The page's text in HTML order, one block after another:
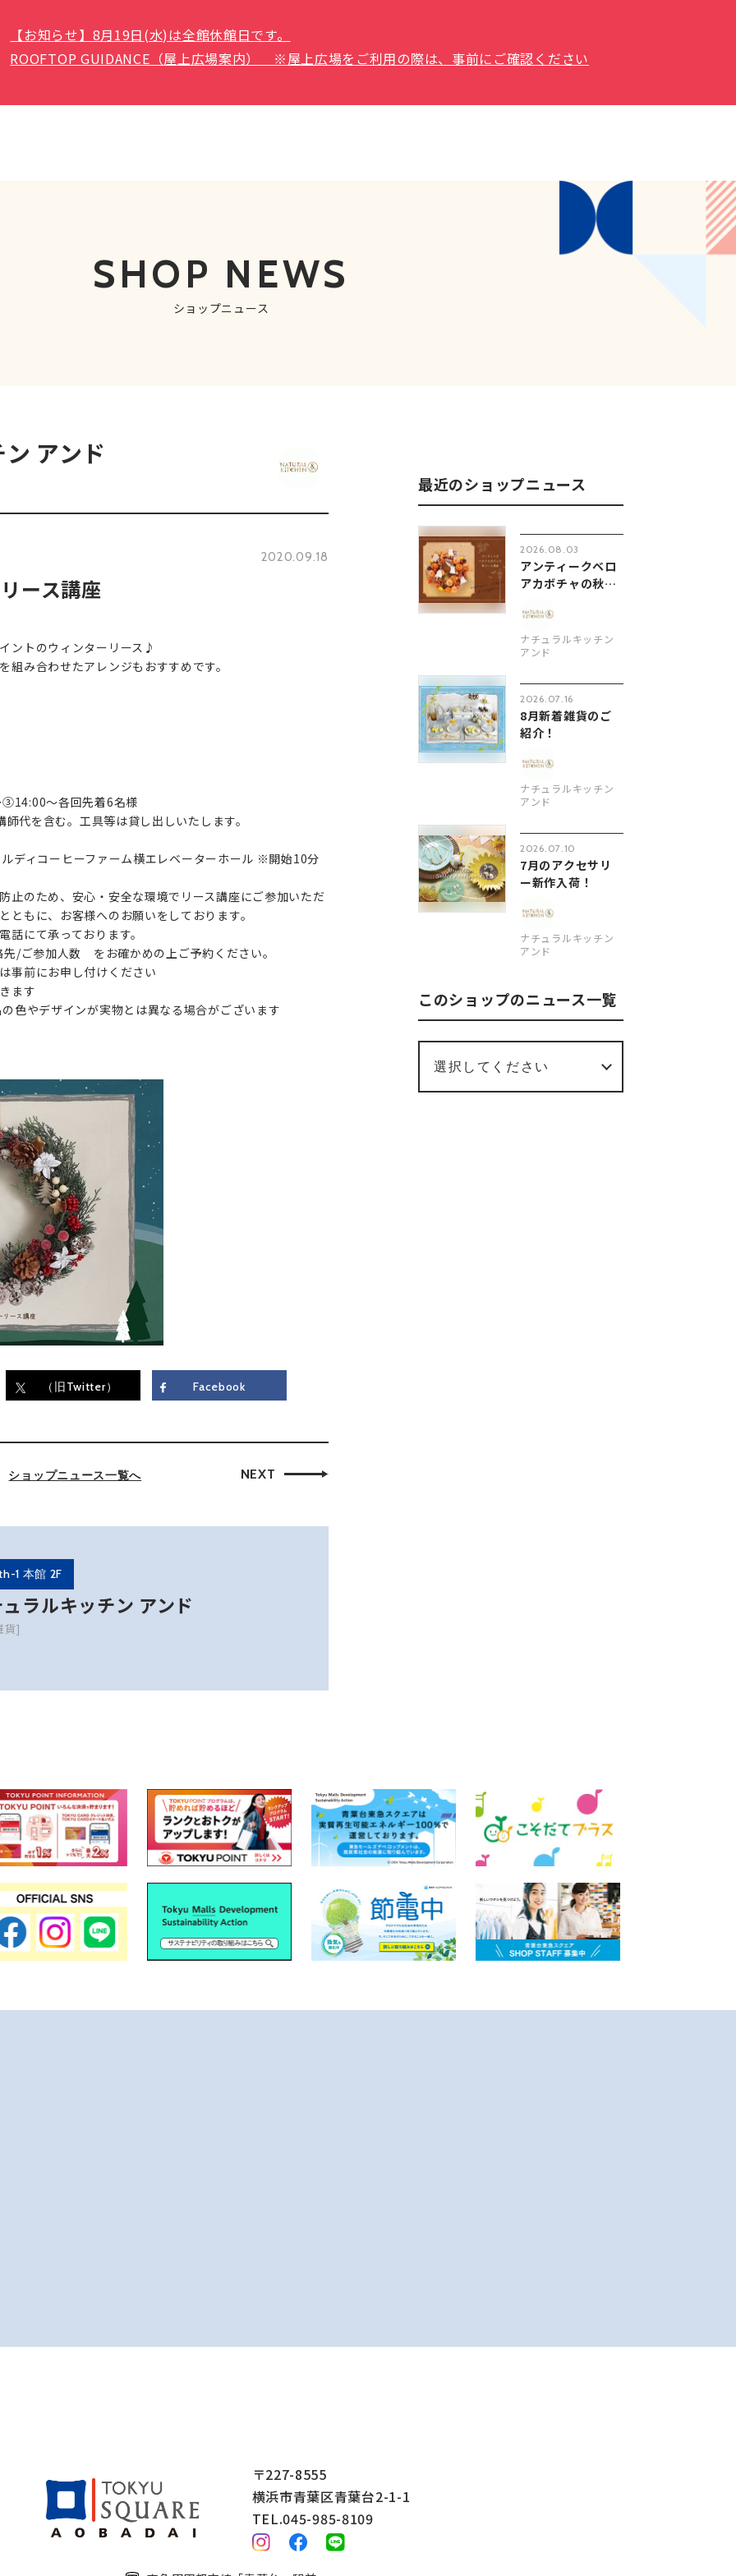
【お知らせ】8月19日(水)は全館休館日です。
ROOFTOP GUIDANCE（屋上広場案内） ※屋上広場をご利用の際は、事前にご確認ください
SHOP NEWS
ショップニュース
アンド
2020.09.18
ース講座
ントのウィンターリース♪
組み合わせたアレンジもおすすめです。
～各回先着6名様
代を含む。工具等は貸し出しいたします。
コーヒーファーム横エレベーターホール ※開始10分
止のため、安心・安全な環境でリース講座にご参加いただ
ともに、お客様へのお願いをしております。
話にて承っております。
/ご参加人数 をお確かめの上ご予約ください。
事前にお申し付けください
ます
色やデザインが実物とは異なる場合がございます
（旧Twitter） Facebook
ショップニュース一覧へ NEXT
1 本館 2F
ラルキッチン アンド
貨]
最近のショップニュース
2026.08.03
アンティークベロ
アカボチャの秋リ
ナチュラルキッチン
アンド
2026.07.16
8月新着雑貨のご
紹介！
ナチュラルキッチン
アンド
2026.07.10
7月のアクセサリ
ー新作入荷！
ナチュラルキッチン
アンド
このショップのニュース一覧
〒227-8555
横浜市青葉区青葉台2-1-1
TEL.045-985-8109